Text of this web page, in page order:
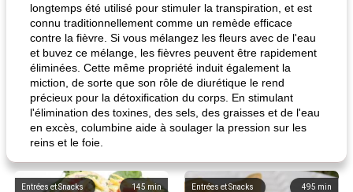
longtemps été utilisé pour stimuler la transpiration, et est
connu traditionnellement comme un remède efficace
contre la fièvre. Si vous mélangez les fleurs avec de l'eau
et buvez ce mélange, les fièvres peuvent être rapidement
éliminées. Cette même propriété induit également la
miction, de sorte que son rôle de diurétique le rend
précieux pour la détoxification du corps. En stimulant
l'élimination des toxines, des sels, des graisses et de l'eau
en excès, columbine aide à soulager la pression sur les
reins et le foie.
145 min
Entrées et Snacks 495 min
Entrées et Snacks